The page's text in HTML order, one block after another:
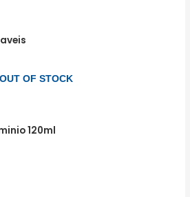
OUT OF STOCK
120ml